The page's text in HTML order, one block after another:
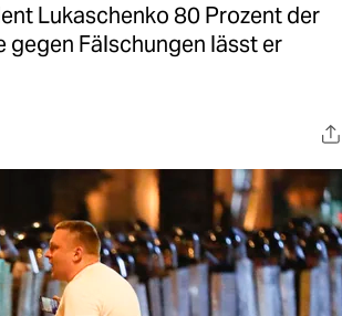
Lukaschenko 80 Prozent der
Fälschungen lässt er